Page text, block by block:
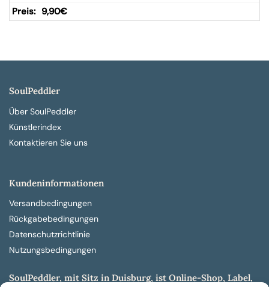
9,90€
SoulPeddler
Über SoulPeddler
Künstlerindex
Kontaktieren Sie uns
Kundeninformationen
Versandbedingungen
Rückgabebedingungen
Datenschutzrichtlinie
Nutzungsbedingungen
SoulPeddler, mit Sitz in Duisburg, ist Online-Shop, Label,